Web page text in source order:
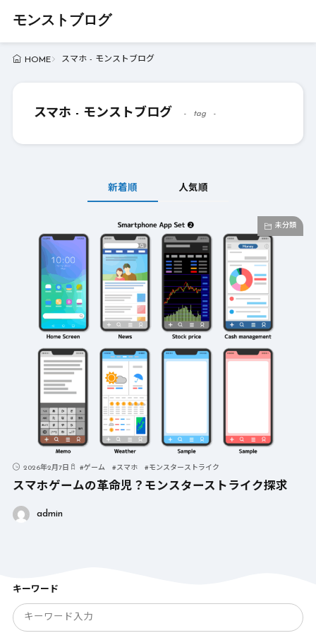
モンストブログ
HOME スマホ - モンストブログ
スマホ - モンストブログ tag
新着順 人気順
未分類
2026年2月7日 #ゲーム #スマホ #モンスターストライク
スマホゲームの革命児？モンスターストライク探求
admin
キーワード